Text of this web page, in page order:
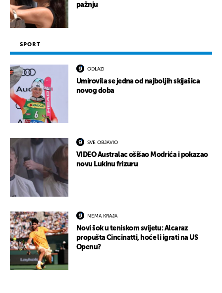
pažnju
SPORT
ODLAZI
Umirovila se jedna od najboljih skijašica
novog doba
SVE OBJAVIO
VIDEO Australac ošišao Modrića i pokazao
novu Lukinu frizuru
NEMA KRAJA
Novi šok u teniskom svijetu: Alcaraz
propušta Cincinatti, hoće li igrati na US
Openu?